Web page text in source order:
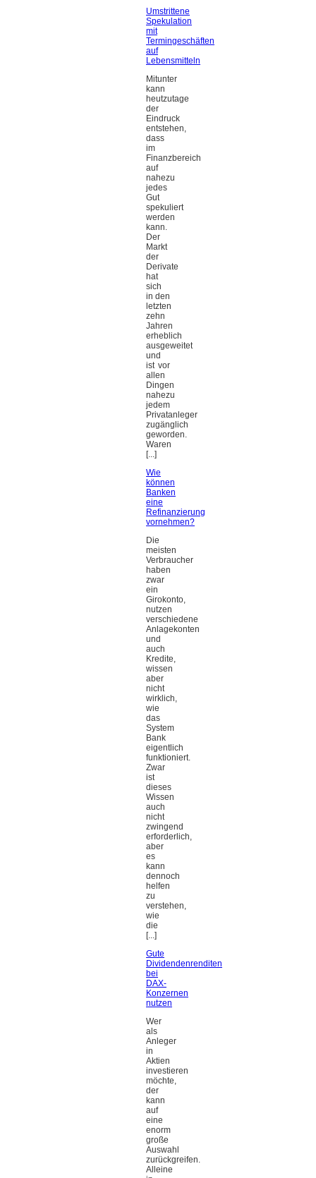
Umstrittene
Spekulation
mit
Termingeschäften
auf
Lebensmitteln
Mitunter
kann
heutzutage
der
Eindruck
entstehen,
dass
im
Finanzbereich
auf
nahezu
jedes
Gut
spekuliert
werden
kann.
Der
Markt
der
Derivate
hat
sich
in den
letzten
zehn
Jahren
erheblich
ausgeweitet
und
ist vor
allen
Dingen
nahezu
jedem
Privatanleger
zugänglich
geworden.
Waren
[...]
Wie
können
Banken
eine
Refinanzierung
vornehmen?
Die
meisten
Verbraucher
haben
zwar
ein
Girokonto,
nutzen
verschiedene
Anlagekonten
und
auch
Kredite,
wissen
aber
nicht
wirklich,
wie
das
System
Bank
eigentlich
funktioniert.
Zwar
ist
dieses
Wissen
auch
nicht
zwingend
erforderlich,
aber
es
kann
dennoch
helfen
zu
verstehen,
wie
die
[...]
Gute
Dividendenrenditen
bei
DAX-
Konzernen
nutzen
Wer
als
Anleger
in
Aktien
investieren
möchte,
der
kann
auf
eine
enorm
große
Auswahl
zurückgreifen.
Alleine